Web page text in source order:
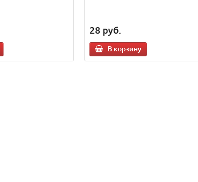
28 руб.
В корзину